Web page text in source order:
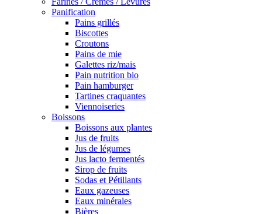
Panification
Pains grillés
Biscottes
Croutons
Pains de mie
Galettes riz/mais
Pain nutrition bio
Pain hamburger
Tartines craquantes
Viennoiseries
Boissons
Boissons aux plantes
Jus de fruits
Jus de légumes
Jus lacto fermentés
Sirop de fruits
Sodas et Pétillants
Eaux gazeuses
Eaux minérales
Bières